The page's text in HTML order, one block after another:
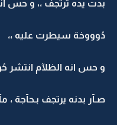
بدت يده ترتجف ،، و حس
دُوووخة سيطرت عليه ،،
و حس انه الظلآم انتشر
صـآر بدنه يرتجف بـحآجة